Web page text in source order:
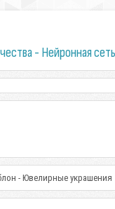
- Нейронная сеть
- Ювелирные украшения